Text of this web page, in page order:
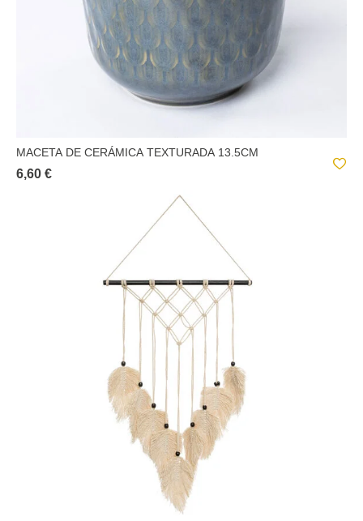
MACETA DE CERÁMICA TEXTURADA 13.5CM
6,60 €